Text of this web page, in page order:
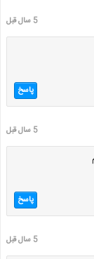
5 سال قبل
پاسخ
5 سال قبل
پاسخ
5 سال قبل